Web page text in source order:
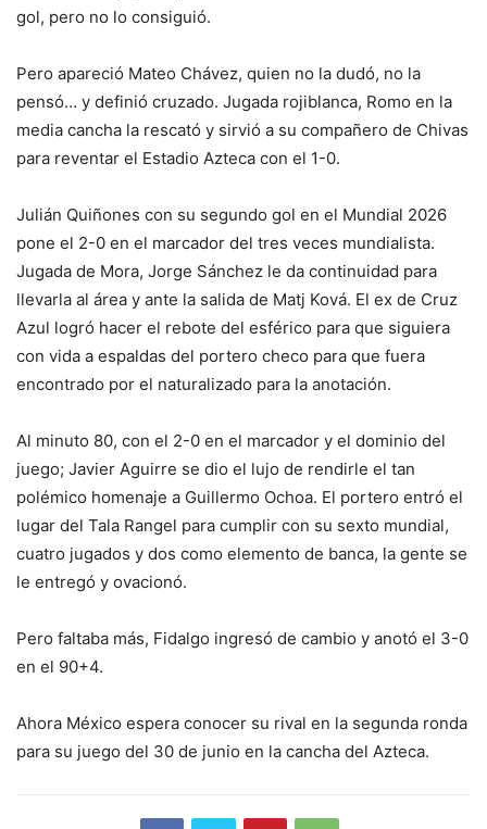
gol, pero no lo consiguió.
Pero apareció Mateo Chávez, quien no la dudó, no la
pensó… y definió cruzado. Jugada rojiblanca, Romo en la
media cancha la rescató y sirvió a su compañero de Chivas
para reventar el Estadio Azteca con el 1-0.
Julián Quiñones con su segundo gol en el Mundial 2026
pone el 2-0 en el marcador del tres veces mundialista.
Jugada de Mora, Jorge Sánchez le da continuidad para
llevarla al área y ante la salida de Matj Ková. El ex de Cruz
Azul logró hacer el rebote del esférico para que siguiera
con vida a espaldas del portero checo para que fuera
encontrado por el naturalizado para la anotación.
Al minuto 80, con el 2-0 en el marcador y el dominio del
juego; Javier Aguirre se dio el lujo de rendirle el tan
polémico homenaje a Guillermo Ochoa. El portero entró el
lugar del Tala Rangel para cumplir con su sexto mundial,
cuatro jugados y dos como elemento de banca, la gente se
le entregó y ovacionó.
Pero faltaba más, Fidalgo ingresó de cambio y anotó el 3-0
en el 90+4.
Ahora México espera conocer su rival en la segunda ronda
para su juego del 30 de junio en la cancha del Azteca.